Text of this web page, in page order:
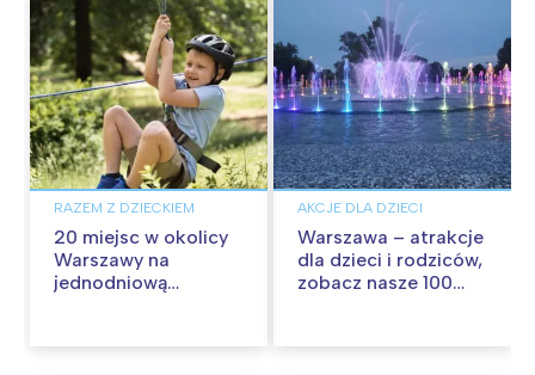
RAZEM Z DZIECKIEM
20 miejsc w okolicy
Warszawy na
jednodniową
AKCJE DLA DZIECI
Warszawa – atrakcje
dla dzieci i rodziców,
zobacz nasze 100